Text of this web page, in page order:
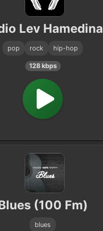
Lev Hamedina
pop rock hip-hop
128 kbps
(100 Fm)
blues